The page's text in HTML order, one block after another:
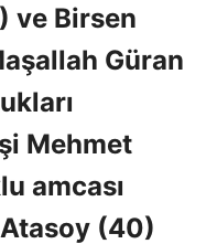
ve Birsen
Güran
Mehmet
amcası
(40)